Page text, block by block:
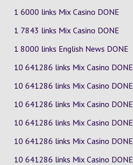
1 6000 links Mix Casino DONE
1 7843 links Mix Casino DONE
1 8000 links English News DONE
10 641286 links Mix Casino DONE
10 641286 links Mix Casino DONE
10 641286 links Mix Casino DONE
10 641286 links Mix Casino DONE
10 641286 links Mix Casino DONE
10 641286 links Mix Casino DONE